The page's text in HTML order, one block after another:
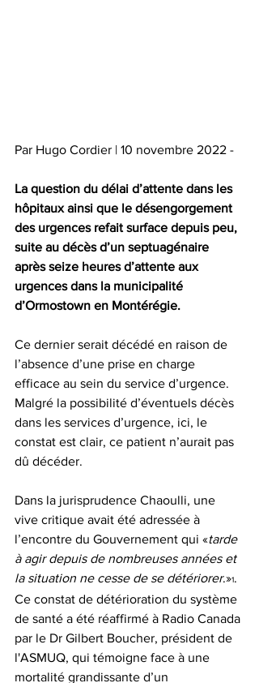
Par Hugo Cordier | 10 novembre 2022 -
La question du délai d’attente dans les
hôpitaux ainsi que le désengorgement
des urgences refait surface depuis peu,
suite au décès d’un septuagénaire
après seize heures d’attente aux
urgences dans la municipalité
d’Ormostown en Montérégie.
Ce dernier serait décédé en raison de
l’absence d’une prise en charge
efficace au sein du service d’urgence.
Malgré la possibilité d’éventuels décès
dans les services d’urgence, ici, le
constat est clair, ce patient n’aurait pas
dû décéder.
Dans la jurisprudence Chaoulli, une
vive critique avait été adressée à
l’encontre du Gouvernement qui «tarde
à agir depuis de nombreuses années et
la situation ne cesse de se détériorer.»1.
Ce constat de détérioration du système
de santé a été réaffirmé à Radio Canada
par le Dr Gilbert Boucher, président de
l'ASMUQ, qui témoigne face à une
mortalité grandissante d’un